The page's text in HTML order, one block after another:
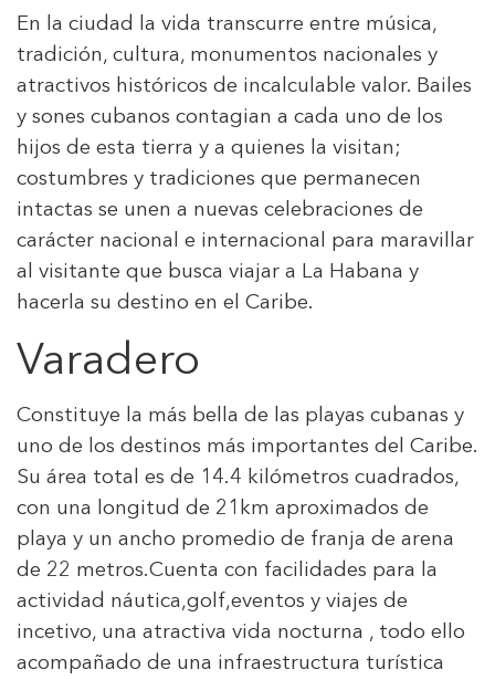
En la ciudad la vida transcurre entre música,
tradición, cultura, monumentos nacionales y
atractivos históricos de incalculable valor. Bailes
y sones cubanos contagian a cada uno de los
hijos de esta tierra y a quienes la visitan;
costumbres y tradiciones que permanecen
intactas se unen a nuevas celebraciones de
carácter nacional e internacional para maravillar
al visitante que busca viajar a La Habana y
hacerla su destino en el Caribe.
Varadero
Constituye la más bella de las playas cubanas y
uno de los destinos más importantes del Caribe.
Su área total es de 14.4 kilómetros cuadrados,
con una longitud de 21km aproximados de
playa y un ancho promedio de franja de arena
de 22 metros.Cuenta con facilidades para la
actividad náutica,golf,eventos y viajes de
incetivo, una atractiva vida nocturna , todo ello
acompañado de una infraestructura turística